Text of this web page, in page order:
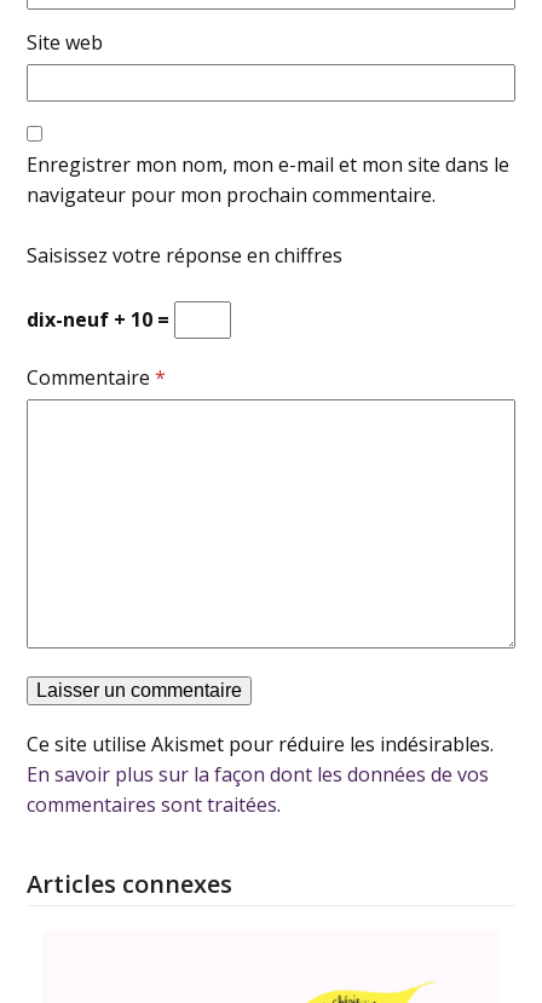
Site web
Enregistrer mon nom, mon e-mail et mon site dans le
navigateur pour mon prochain commentaire.
Saisissez votre réponse en chiffres
dix-neuf + 10 =
Commentaire*
Ce site utilise Akismet pour réduire les indésirables.
En savoir plus sur la façon dont les données de vos
commentaires sont traitées.
Articles connexes